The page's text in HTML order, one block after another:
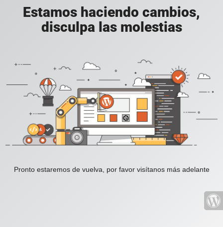
Estamos haciendo cambios,
disculpa las molestias
Pronto estaremos de vuelva, por favor visítanos más adelante